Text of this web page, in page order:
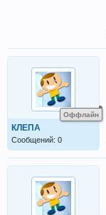
Оффлайн
КЛЕПА
Сообщений: 0